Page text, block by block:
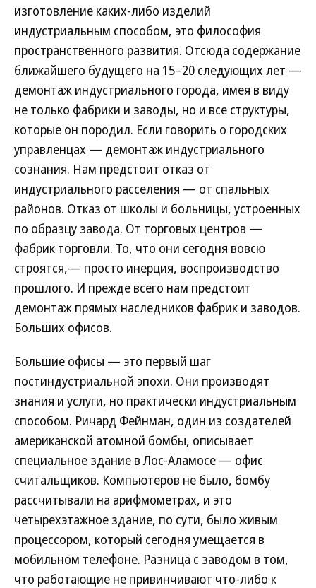
изготовление каких-либо изделий
индустриальным способом, это философия
пространственного развития. Отсюда содержание
ближайшего будущего на 15–20 следующих лет —
демонтаж индустриального города, имея в виду
не только фабрики и заводы, но и все структуры,
которые он породил. Если говорить о городских
управленцах — демонтаж индустриального
сознания. Нам предстоит отказ от
индустриального расселения — от спальных
районов. Отказ от школы и больницы, устроенных
по образцу завода. От торговых центров —
фабрик торговли. То, что они сегодня вовсю
строятся,— просто инерция, воспроизводство
прошлого. И прежде всего нам предстоит
демонтаж прямых наследников фабрик и заводов.
Больших офисов.
Большие офисы — это первый шаг
постиндустриальной эпохи. Они производят
знания и услуги, но практически индустриальным
способом. Ричард Фейнман, один из создателей
американской атомной бомбы, описывает
специальное здание в Лос-Аламосе — офис
считальщиков. Компьютеров не было, бомбу
рассчитывали на арифмометрах, и это
четырехэтажное здание, по сути, было живым
процессором, который сегодня умещается в
мобильном телефоне. Разница с заводом в том,
что работающие не привинчивают что-либо к